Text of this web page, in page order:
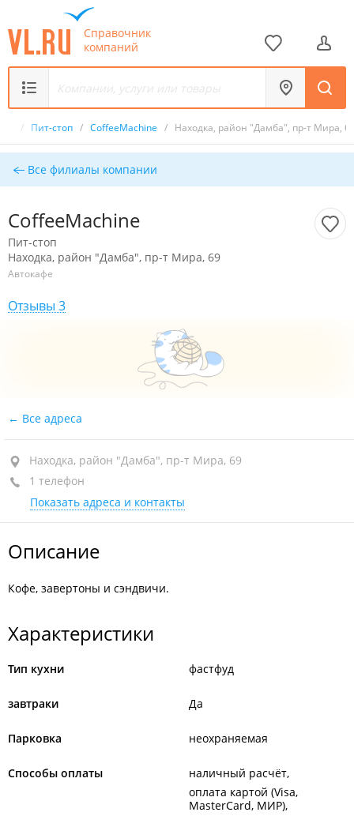
Справочник
компаний
/ Пит-стоп / CoffeeMachine / Находка, район "Дамба", пр-т Мира,
Все филиалы компании
CoffeeMachine
Пит-стоп
Находка, район "Дамба", пр-т Мира, 69
Автокафе
Отзывы 3
Все адреса
Находка, район "Дамба", пр-т Мира, 69
1 телефон
Показать адреса и контакты
Описание
Кофе, завертоны и сэндвичи.
Характеристики
Тип кухни фастфуд
завтраки Да
Парковка неохраняемая
Способы оплаты
наличный расчёт
оплата картой (Visa,
MasterCard, МИР)